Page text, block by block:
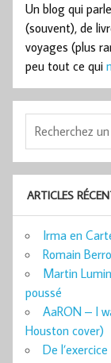
Un blog qui
(souvent), de
voyages (plus
peu tout ce qui
ARTICLES
Irma en
Romain
Martin
poussé
AaRON – I
Houston cover)
De